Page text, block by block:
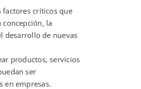
factores críticos que
la
desarrollo de nuevas
productos, servicios
ser
en empresas.